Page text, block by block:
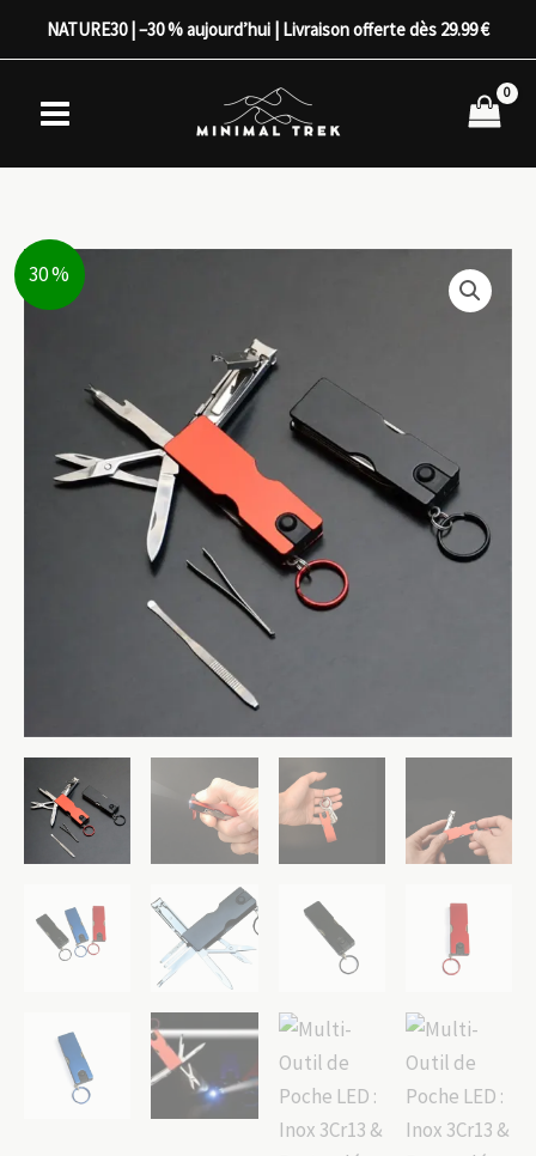
NATURE30 | –30 % aujourd’hui | Livraison offerte dès 29.99 €
30 %